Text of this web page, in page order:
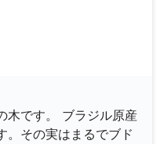
木です。 ブラジル原産
。その実はまるでブド